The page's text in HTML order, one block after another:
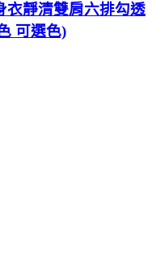
靜清雙肩六排勾透
可選色)